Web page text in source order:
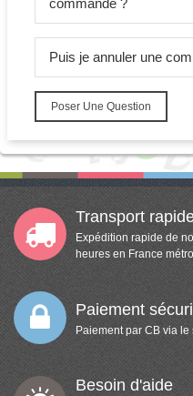
commande ?
Puis je annuler une
Poser Une Question
Transport
Expédition rapide de
heures en France
Paiement
Paiement par CB via
Besoin d'aide